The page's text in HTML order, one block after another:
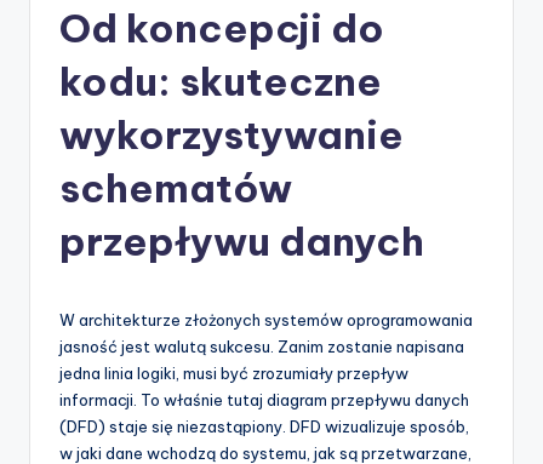
A
si
Od koncepcji do
kodu: skuteczne
wykorzystywanie
schematów
przepływu danych
W architekturze złożonych systemów oprogramowania
jasność jest walutą sukcesu. Zanim zostanie napisana
jedna linia logiki, musi być zrozumiały przepływ
informacji. To właśnie tutaj diagram przepływu danych
(DFD) staje się niezastąpiony. DFD wizualizuje sposób,
w jaki dane wchodzą do systemu, jak są przetwarzane,